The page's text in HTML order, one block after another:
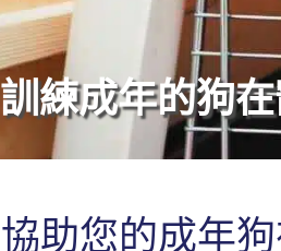
訓練成年的狗
協助您的成年